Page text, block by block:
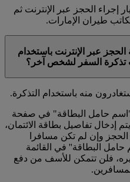
إجراء الحجز عبر الإنترنت ثم
طيران الإمارات.
عبر الإنترنت باستخدام
تذكرة السفر لشخص آخر؟
منه باستخدام التذكرة.
"اسم حامل البطاقة" في صفحة
إدخال تفاصيل بطاقة الائتمان،
وإن لم تكن مسافرا
البطاقة'' في القائمة
فلن تتمكن للأسف من دفع